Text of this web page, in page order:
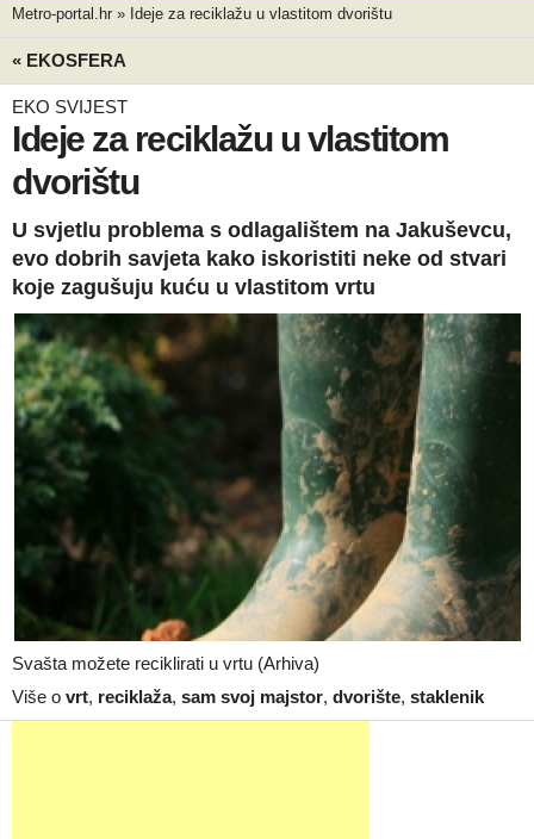
Metro-portal.hr » Ideje za reciklažu u vlastitom dvorištu
« EKOSFERA
EKO SVIJEST
Ideje za reciklažu u vlastitom
dvorištu
U svjetlu problema s odlagalištem na Jakuševcu,
evo dobrih savjeta kako iskoristiti neke od stvari
koje zagušuju kuću u vlastitom vrtu
Svašta možete reciklirati u vrtu (Arhiva)
Više o vrt, reciklaža, sam svoj majstor, dvorište, staklenik